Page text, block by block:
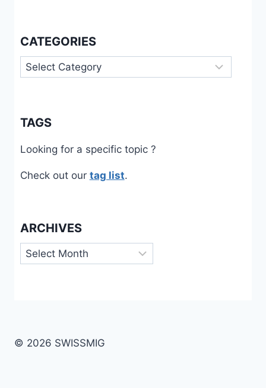
CATEGORIES
Categories
TAGS
Looking for a specific topic ?
Check out our tag list.
ARCHIVES
Archives
© 2026 SWISSMIG